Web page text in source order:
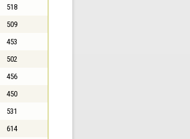
518
509
453
502
456
450
531
614